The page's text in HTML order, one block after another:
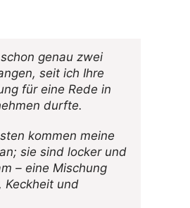
genau zwei
seit ich Ihre
für eine Rede in
durfte.
kommen meine
sie sind locker und
– eine Mischung
Keck­heit und